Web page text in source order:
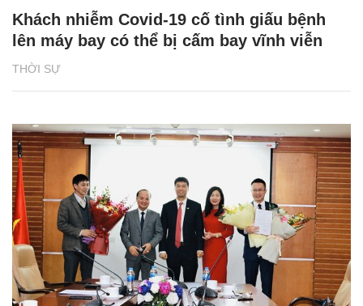
THỜI SỰ
Khách nhiễm Covid-19 cố tình giấu bệnh
lên máy bay có thể bị cấm bay vĩnh viễn